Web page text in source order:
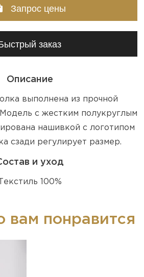
Запрос цены
заказ
Описание
выполнена из прочной
с жестким полукруглым
нашивкой с логотипом
сзади регулирует размер.
и уход
100%
вам понравится